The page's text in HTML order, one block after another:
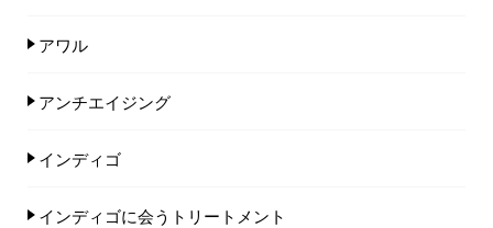
アワル
アンチエイジング
インディゴ
インディゴに会うトリートメント